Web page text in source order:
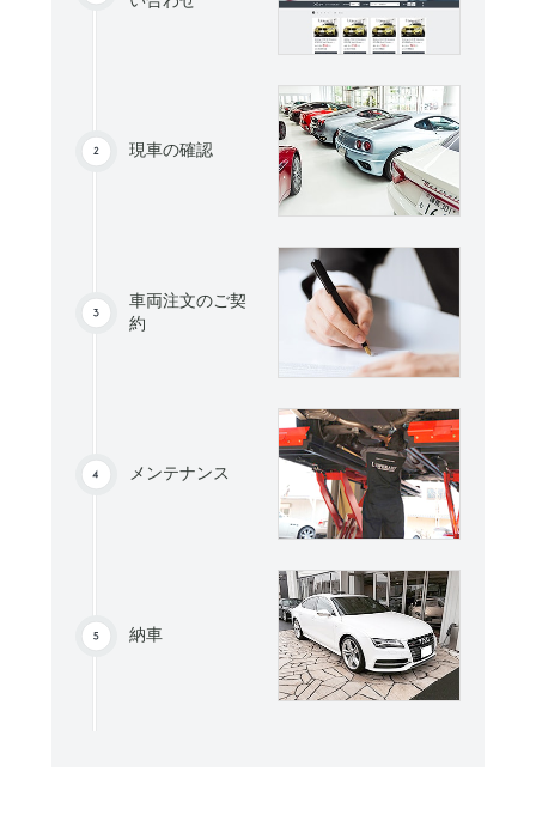
現車の確認
車両注文のご契
約
メンテナンス
納車